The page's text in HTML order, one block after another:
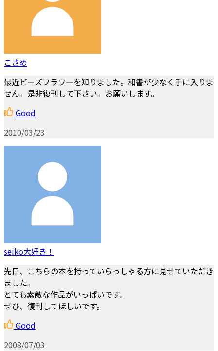
こさめ
最近ビーズフラワーを知りました。和書が少なく手に入りま
せん。是非復刊して下さい。お願いします。
Good
2010/03/23
seiko大好き！
先日、こちらの本を持っていらっしゃる方に見せていただき
ました。
とても素敵な作品がいっぱいです。
ぜひ、復刊してほしいです。
Good
2008/07/03